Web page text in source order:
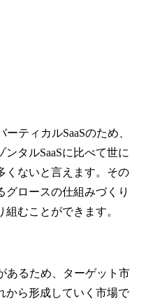
ティカルSaaSのため、
タルSaaSに比べて世に
くないと言えます。その
グロースの仕組みづくり
むことができます。
あるため、ターゲット市
から形成していく市場で